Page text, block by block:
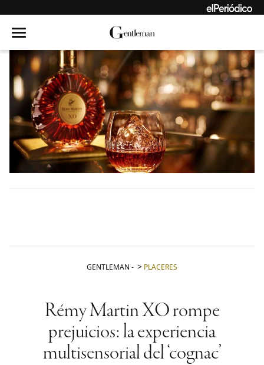
GENTLEMAN - PLACERES
Rémy Martin XO rompe
prejuicios: la experiencia
multisensorial del ‘cognac’